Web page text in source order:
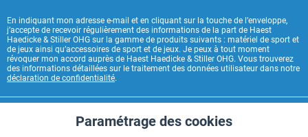
En indiquant mon adresse e-mail et en cliquant sur la touche de l’enveloppe,
j’accepte de recevoir régulièrement des informations de la part de Haest
Haedicke & Stiller OHG sur la gamme de produits suivants : matériel de sport et
de jeux ainsi qu’accessoires de sport et de jeux. Je peux à tout moment
révoquer mon accord auprès de Haest Haedicke & Stiller OHG. Vous trouverez
des informations détaillées sur le traitement des données utilisateur dans notre
déclaration de confidentialité.
Fonctionnels Aktiv
Paramétrage des cookies